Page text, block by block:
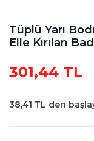
Tüplü Yarı
Elle Kırılan
301,44 TL
38,41 TL den